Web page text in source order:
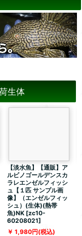
生体
【淡水魚】【通販】ア
ルビノゴールデンスカ
ラレエンゼルフィッシ
ュ【１匹 サンプル画
像】（エンゼルフィッ
シュ）(生体)(熱帯
魚)NK [zc10-
60208021]
1,980円(税込)